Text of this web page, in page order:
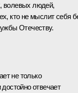
волевых людей,
кто не мыслит себя
Отечеству.
не только
отвечает